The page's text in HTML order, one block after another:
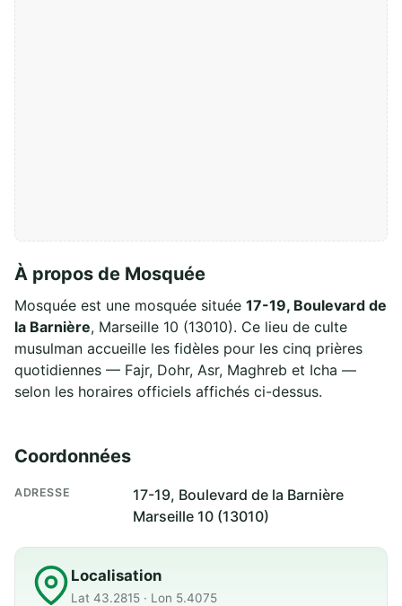
À propos de Mosquée
Mosquée est une mosquée située 17-19, Boulevard de
la Barnière, Marseille 10 (13010). Ce lieu de culte
musulman accueille les fidèles pour les cinq prières
quotidiennes — Fajr, Dohr, Asr, Maghreb et Icha —
selon les horaires officiels affichés ci-dessus.
Coordonnées
ADRESSE
17-19, Boulevard de la Barnière
Marseille 10 (13010)
Localisation
Lat 43.2815 · Lon 5.4075